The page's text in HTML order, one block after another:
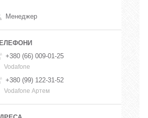
Менеджер
+380 (66) 009-01-25
Vodafone
+380 (99) 122-31-52
Vodafone Артем